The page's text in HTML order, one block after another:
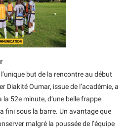
but de la rencontre au début
Diakité Oumar, issue de l’académie, a
52e minute, d’une belle frappe
fini sous la barre. Un avantage que
malgré la poussée de l’équipe